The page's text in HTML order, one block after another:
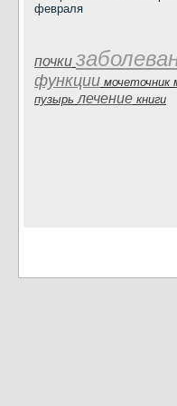
февраля
почки
функции мочеточник
пузырь лечение книги